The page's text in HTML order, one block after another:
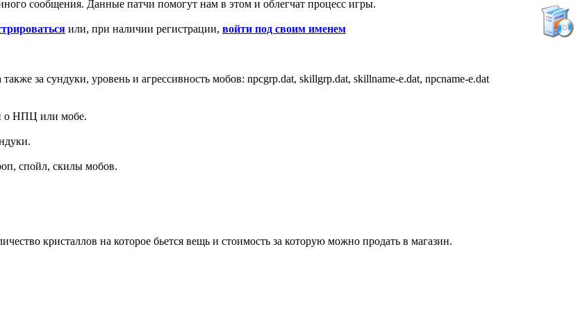
сообщения. Данные патчи помогут нам в этом и облегчат процесс игры.
или, при наличии регистрации, войти под своим именем
за сундуки, уровень и агрессивность мобов: npcgrp.dat, skillgrp.dat, skillname-e.dat, npcname-e.dat
о НПЦ или мобе.
спойл, скилы мобов.
кристаллов на которое бьется вещь и стоимость за которую можно продать в магазин.